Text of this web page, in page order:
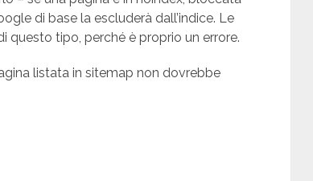
di base la escluderà dall’indice. Le
questo tipo, perché è proprio un errore.
listata in sitemap non dovrebbe